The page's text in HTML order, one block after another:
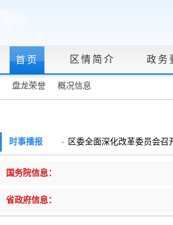
首页 区情简介 政务
盘龙荣誉 概况信息
领导信箱 | 调查征集 | 常见问题问答
时事播报 区委全面深化改革委员会召
国务院信息：
省政府信息：